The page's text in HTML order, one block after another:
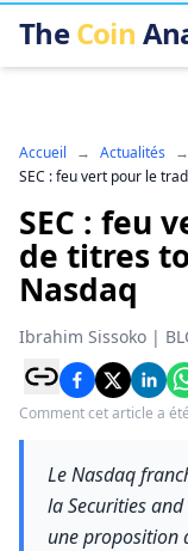
TheCoin
Accueil → Actualités →
SEC : feu vert pour le
SEC : feu
de titres
Nasdaq
Ibrahim Sissoko |
Comment cet article a
Le Nasdaq
la Securities and
une proposition